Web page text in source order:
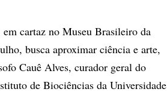
em cartaz no Museu Brasileiro da
busca aproximar ciência e arte,
Cauê Alves, curador geral do
de Biociências da Universidade